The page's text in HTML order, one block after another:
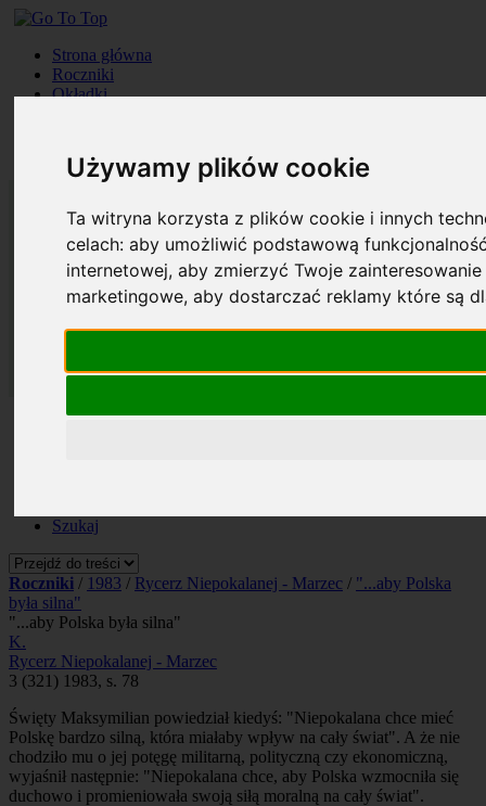
Używamy plików cookie
Ta witryna korzysta z plików cookie i innych
celach:aby umożliwić podstawową
internetowej,aby zmierzyć Twoje
marketingowe,aby dostarczać reklamy które są
Strona główna
Roczniki
Okładki
Szukaj
Szukaj
Roczniki / 1983 / Rycerz Niepokalanej - Marzec / "...aby Polska
była silna"
"...aby Polska była silna"
K.
Rycerz Niepokalanej - Marzec
3 (321) 1983, s. 78
Święty Maksymilian powiedział kiedyś: "Niepokalana chce mieć
Polskę bardzo silną, która miałaby wpływ na cały świat". A że nie
chodziło mu o jej potęgę militarną, polityczną czy ekonomiczną,
wyjaśnił następnie: "Niepokalana chce, aby Polska wzmocniła się
duchowo i promieniowała swoją siłą moralną na cały świat".